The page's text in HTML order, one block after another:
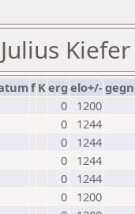
Kiefer
f Kerg elo+/-
0
1200
0
1244
0
1244
0
1244
0
1244
0
1200